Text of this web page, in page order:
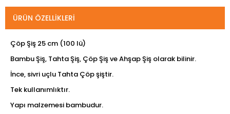
ÜRÜN ÖZELLIKLERI
Çöp Şiş 25 cm (100 lü)
Bambu Şiş, Tahta Şiş, Çöp Şiş ve Ahşap Şiş olarak bilinir.
İnce, sivri uçlu Tahta Çöp şiştir.
Tek kullanımlıktır.
Yapı malzemesi bambudur.